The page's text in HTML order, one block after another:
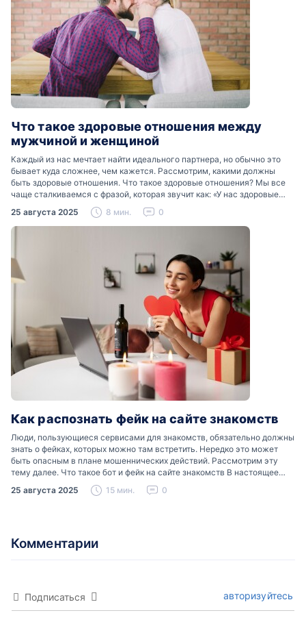
Что такое здоровые отношения между
мужчиной и женщиной
Каждый из нас мечтает найти идеального партнера, но обычно это
бывает куда сложнее, чем кажется. Рассмотрим, какими должны
быть здоровые отношения. Что такое здоровые отношения? Мы все
чаще сталкиваемся с фразой, которая звучит как: «У нас здоровые
отношения». Что именно подразумевается…
25 августа 2025 8 мин. 0
Как распознать фейк на сайте знакомств
Люди, пользующиеся сервисами для знакомств, обязательно должны
знать о фейках, которых можно там встретить. Нередко это может
быть опасным в плане мошеннических действий. Рассмотрим эту
тему далее. Что такое бот и фейк на сайте знакомств В настоящее
время можно встретить свою…
25 августа 2025 15 мин. 0
Комментарии
Подписаться авторизуйтесь